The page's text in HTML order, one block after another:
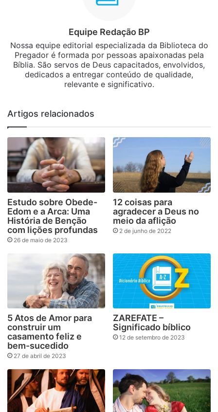
Equipe Redação BP
Nossa equipe editorial especializada da Biblioteca do
Pregador é formada por pessoas apaixonadas pela
Bíblia. São servos de Deus capacitados, envolvidos,
dedicados a entregar conteúdo de qualidade,
relevante e significativo.
Artigos relacionados
Estudo sobre Obede-
Edom e a Arca: Uma
História de Benção
com lições profundas
26 de maio de 2023
12 coisas para
agradecer a Deus no
meio da aflição
2 de junho de 2022
5 Atos de Amor para
construir um
casamento feliz e
bem-sucedido
27 de abril de 2023
ZAREFATE –
Significado bíblico
12 de setembro de 2023